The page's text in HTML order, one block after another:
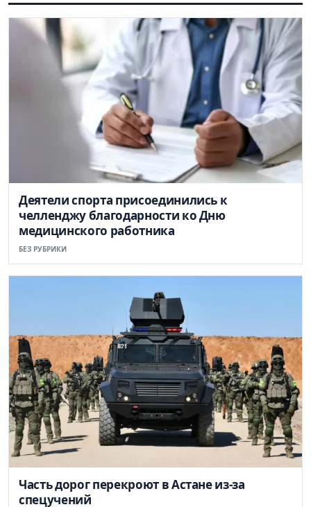
Деятели спорта присоединились к
челленджу благодарности ко Дню
медицинского работника
БЕЗ РУБРИКИ
Часть дорог перекроют в Астане из-за
спецучений